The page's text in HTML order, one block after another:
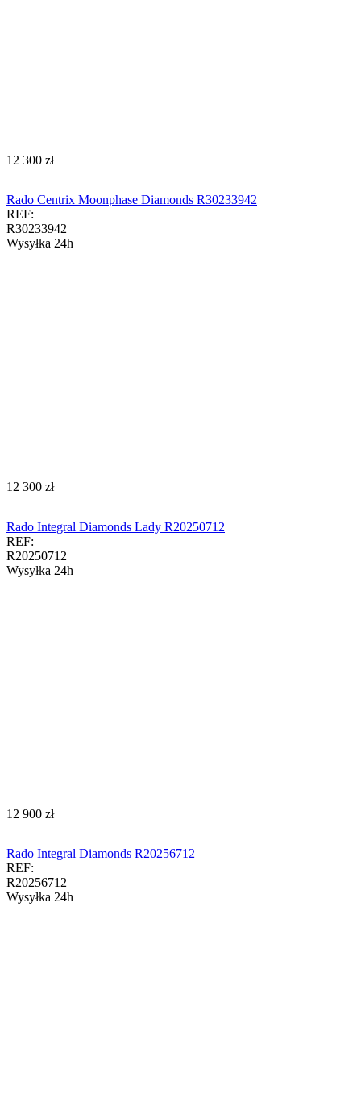
‍12 300‍ zł
Rado Centrix Moonphase Diamonds R30233942
REF:
R30233942
Wysyłka 24h
‍12 300‍ zł
Rado Integral Diamonds Lady R20250712
REF:
R20250712
Wysyłka 24h
‍12 900‍ zł
Rado Integral Diamonds R20256712
REF:
R20256712
Wysyłka 24h